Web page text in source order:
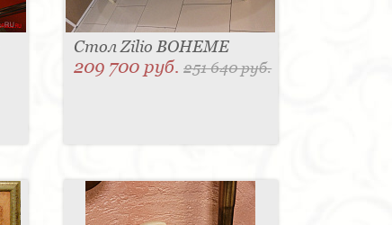
Стол Zilio BOHEME
209 700 руб.251 640 руб.